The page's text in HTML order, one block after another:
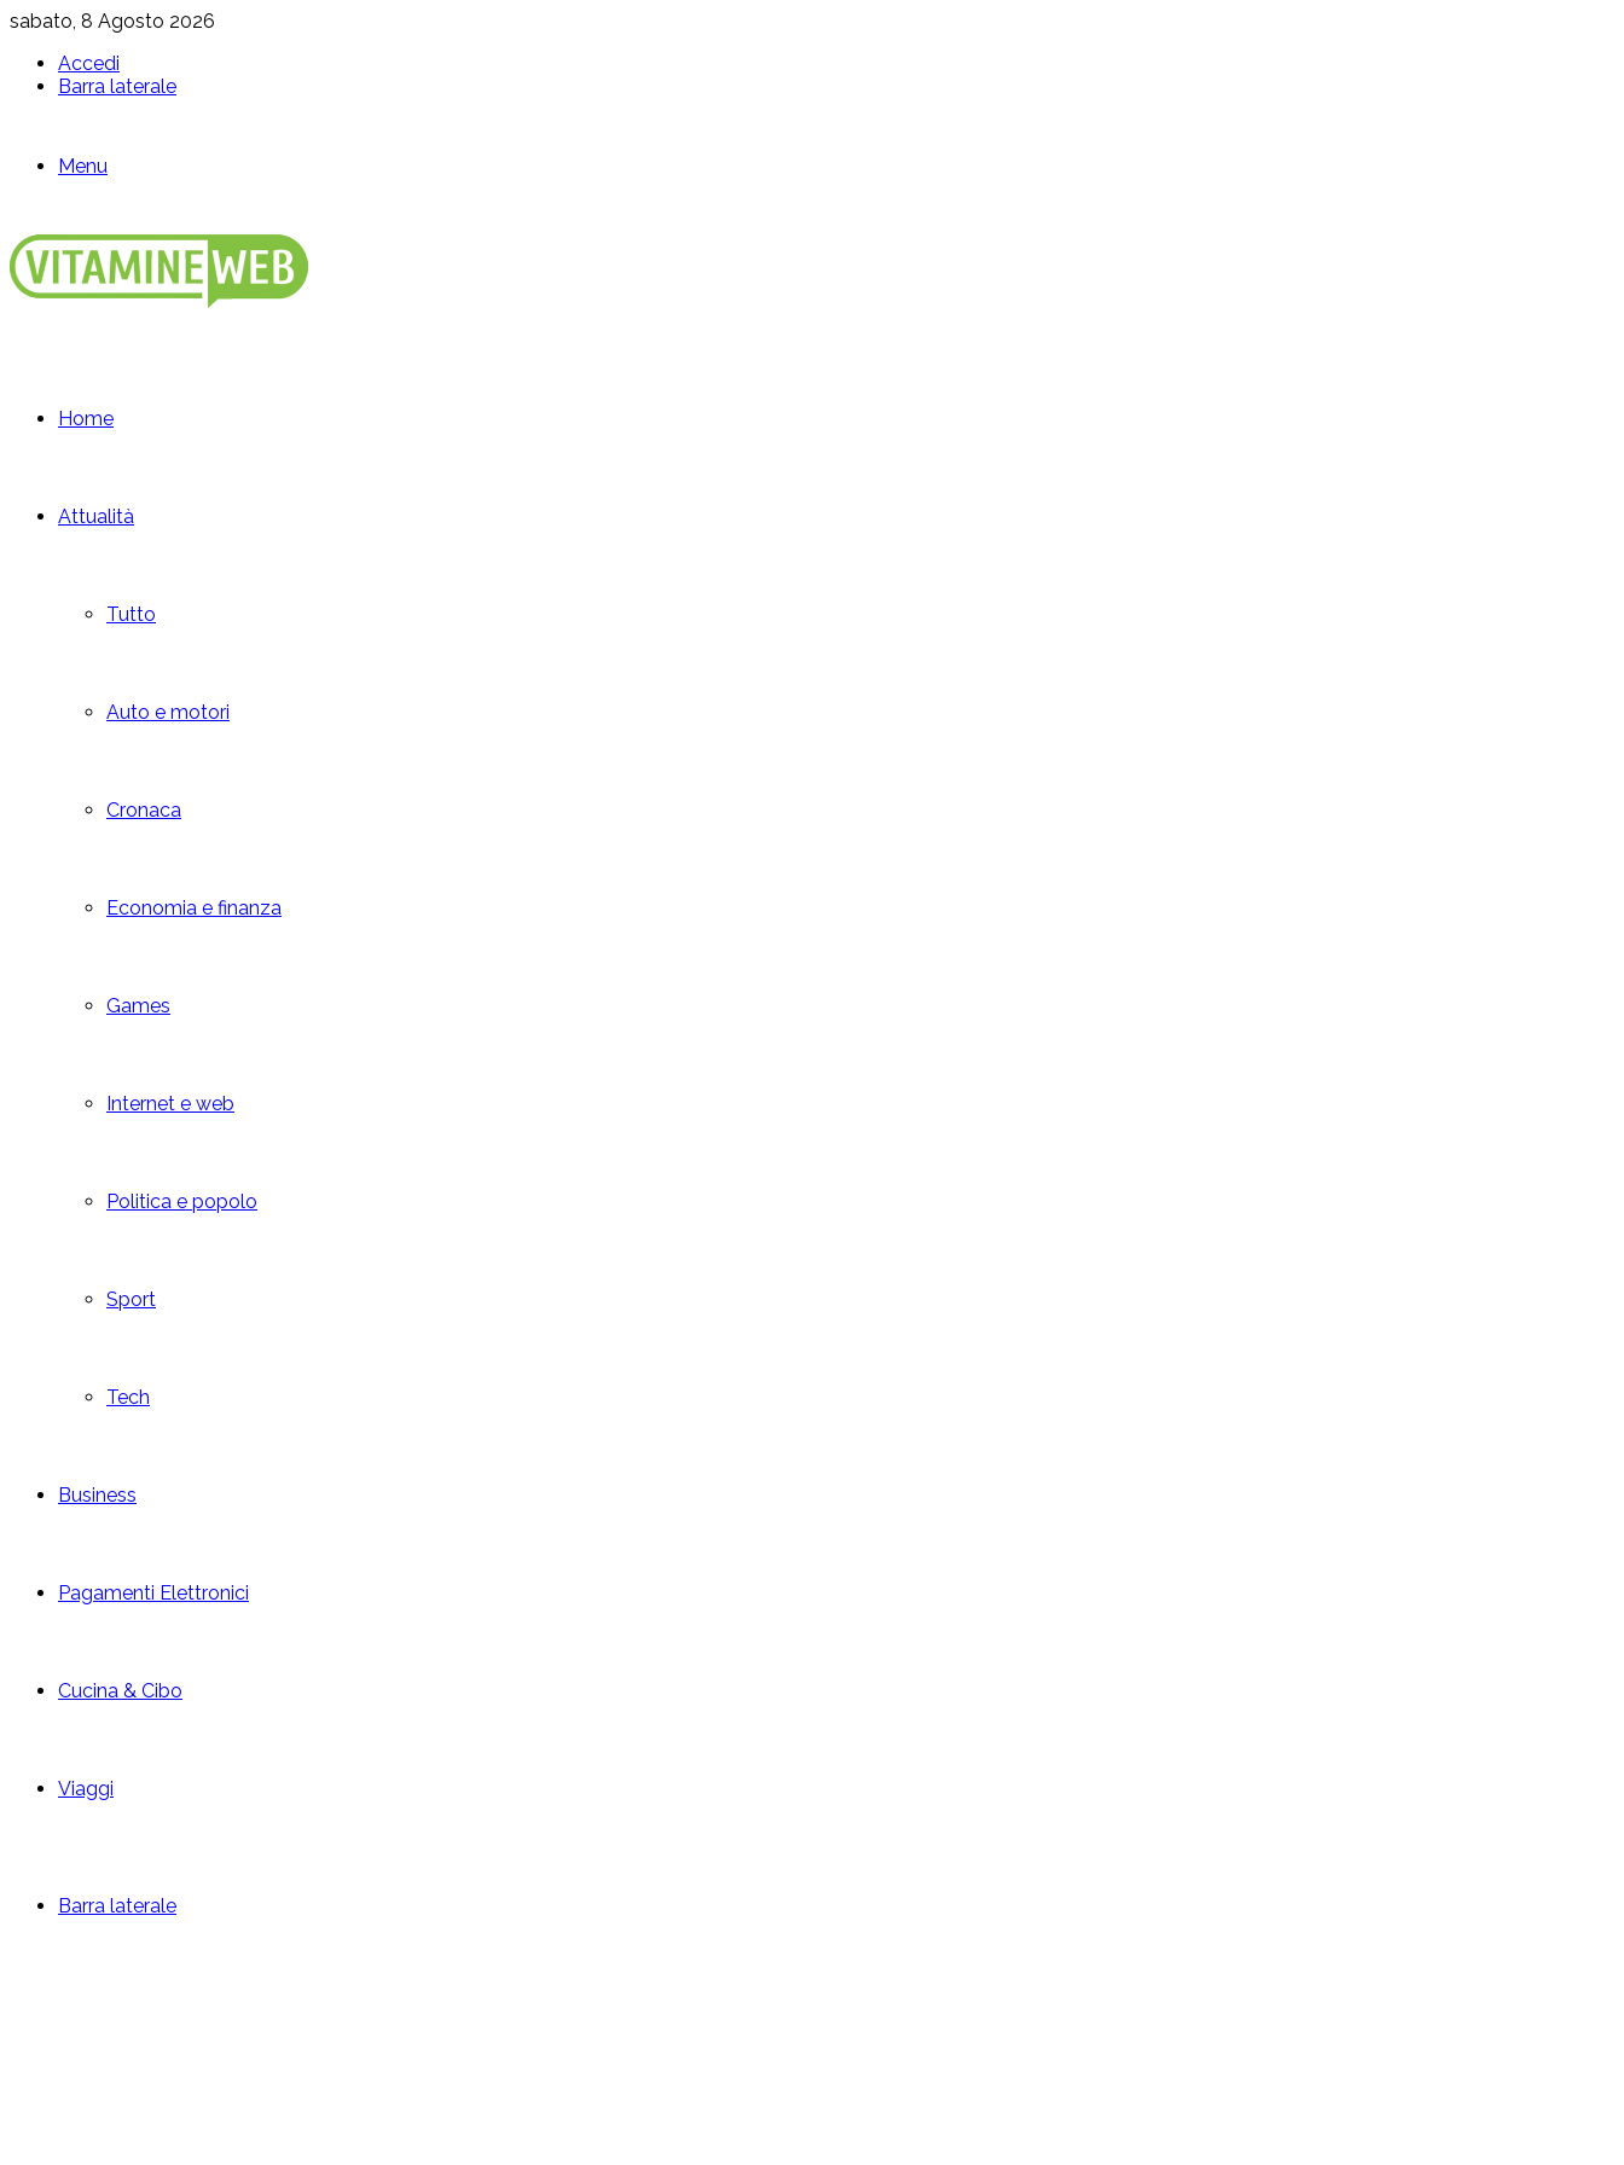
sabato, 8 Agosto 2026
Accedi
Barra laterale
Menu
Home
Attualità
Tutto
Auto e motori
Cronaca
Economia e finanza
Games
Internet e web
Politica e popolo
Sport
Tech
Business
Pagamenti Elettronici
Cucina & Cibo
Viaggi
Barra laterale